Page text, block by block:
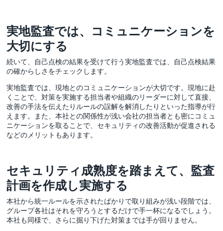
実地監査では、コミュニケーションを
大切にする
続いて、自己点検の結果を受けて行う実地監査では、自己点検結果
の確からしさをチェックします。
実地監査では、現地とのコミュニケーションが大切です。現地に赴
くことで、対策を実施する担当者や組織のリーダーに対して直接、
改善の手法を伝えたりルールの誤解を解消したりといった指導が行
えます。また、本社との関係性が浅い会社の担当者とも密にコミュ
ニケーションを取ることで、セキュリティの改善活動が促進される
などのメリットもあります。
セキュリティ成熟度を踏まえて、監査
計画を作成し実施する
本社から統一ルールを示されたばかりで取り組みが浅い段階では、
グループ各社はそれを守ろうとするだけで手一杯になるでしょう。
本社も同様で、さらに掘り下げた対策までは手が回りません。